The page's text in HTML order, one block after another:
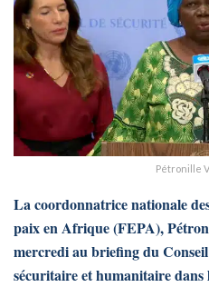
Pétronille
La coordonnatrice nationale
paix en Afrique (FEPA),
mercredi au briefing du
sécuritaire et humanitaire